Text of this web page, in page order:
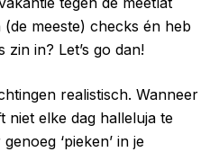
meeste) checks én heb
zin in? Let’s go dan!
realistisch. Wanneer
niet elke dag halleluja te
‘pieken’ in je